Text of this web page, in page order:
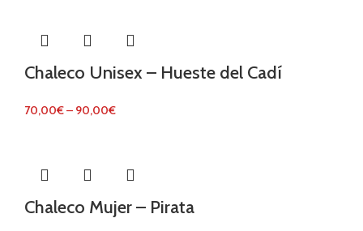
Chaleco Unisex – Hueste del Cadí
70,00€– 90,00€
Chaleco Mujer – Pirata